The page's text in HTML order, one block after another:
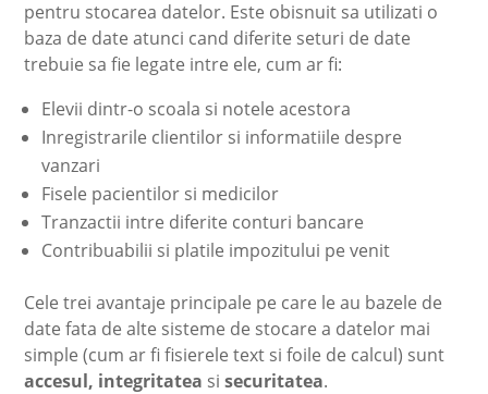
pentru stocarea datelor. Este obisnuit sa utilizati o
baza de date atunci cand diferite seturi de date
trebuie sa fie legate intre ele, cum ar fi:
Elevii dintr-o scoala si notele acestora
Inregistrarile clientilor si informatiile despre
vanzari
Fisele pacientilor si medicilor
Tranzactii intre diferite conturi bancare
Contribuabilii si platile impozitului pe venit
Cele trei avantaje principale pe care le au bazele de
date fata de alte sisteme de stocare a datelor mai
simple (cum ar fi fisierele text si foile de calcul) sunt
accesul, integritatea si securitatea.